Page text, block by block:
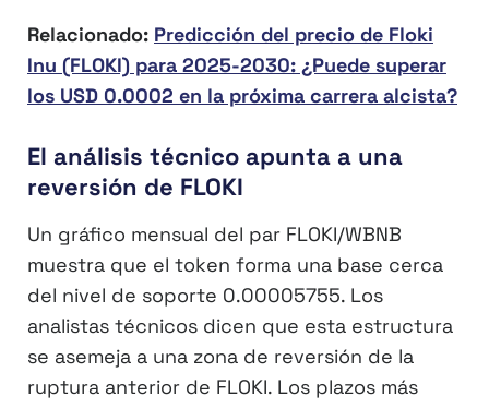
Relacionado: Predicción del precio de Floki
Inu (FLOKI) para 2025-2030: ¿Puede superar
los USD 0.0002 en la próxima carrera alcista?
El análisis técnico apunta a una
reversión de FLOKI
Un gráfico mensual del par FLOKI/WBNB
muestra que el token forma una base cerca
del nivel de soporte 0.00005755. Los
analistas técnicos dicen que esta estructura
se asemeja a una zona de reversión de la
ruptura anterior de FLOKI. Los plazos más